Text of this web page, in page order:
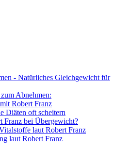
- Natürliches Gleichgewicht für
Abnehmen:
Robert Franz
Diäten oft scheitern
Franz bei Übergewicht?
laut Robert Franz
laut Robert Franz